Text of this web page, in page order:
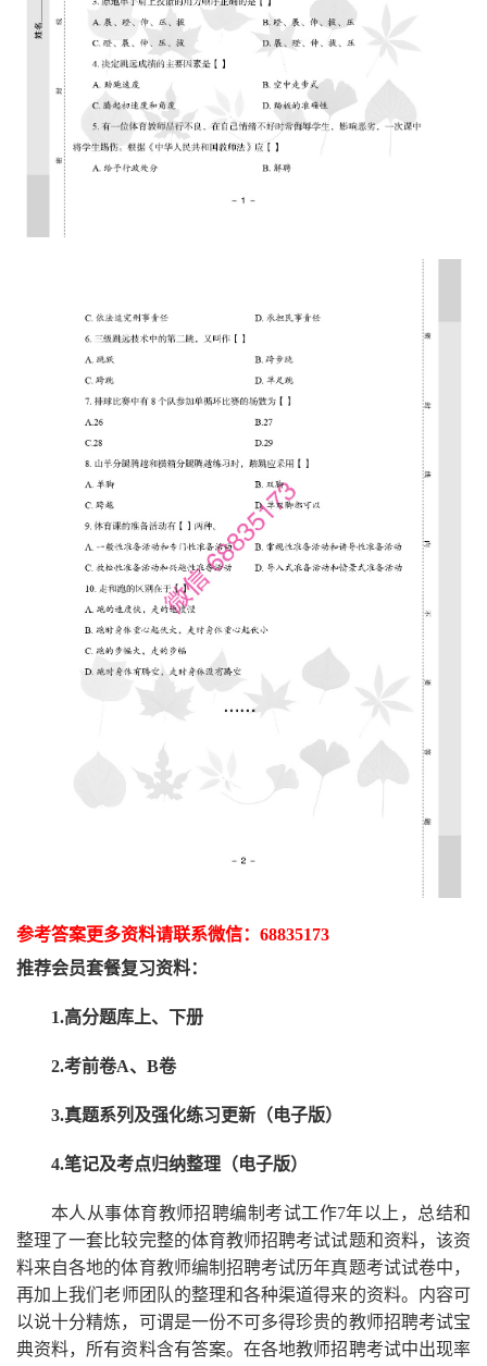
参考答案更多资料请联系微信： 68835173
推荐会员套餐复习资料：
1.高分题库上、下册
2.考前卷A、B卷
3.真题系列及强化练习更新（电子版）
4.笔记及考点归纳整理（电子版）
本人从事体育教师招聘编制考试工作7年以上，总结和
整理了一套比较完整的体育教师招聘考试试题和资料，该资
料来自各地的体育教师编制招聘考试历年真题考试试卷中，
再加上我们老师 团队的整理和各种渠道得来的资料。内容可
以说十分精炼，可谓是一份不可多得珍贵的教师招聘考试宝
典资料，所有资料含有答案。在各地教师招聘考试中出现率